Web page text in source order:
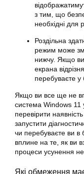
з тим, що
необхідні для
Роздільна
режим може
нижчу. Якщо ви
екрана
перебуваєте у
Якщо ви все ще не
система Windows
перевірити
запустити
чи перебуваєте ви в
вплине на те, як ви
процеси усунення
Які обмеження